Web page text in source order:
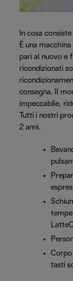
In cosa
È una
pari al nuovo e
ricondizionati
consegna. Il
impeccabile,
Tutti i nostri
2 anni.
Corpo
tasti